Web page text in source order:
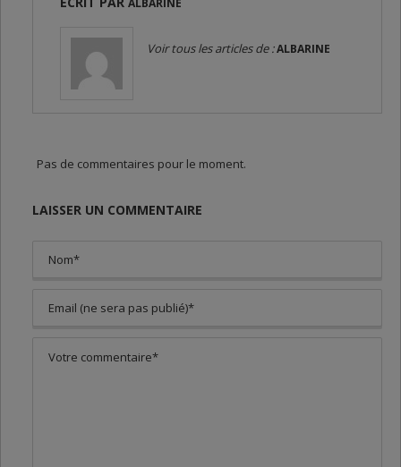
ALBARINE
Voir tous les articles de :ALBARINE
Pas de commentaires pour le moment.
LAISSER UN COMMENTAIRE